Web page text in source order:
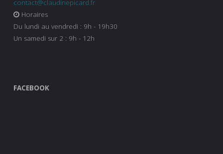
contact@claudinepicard.fr
Horaires
Du lundi au vendredi : 9h - 19h30
Un samedi sur 2 : 9h - 12h
FACEBOOK